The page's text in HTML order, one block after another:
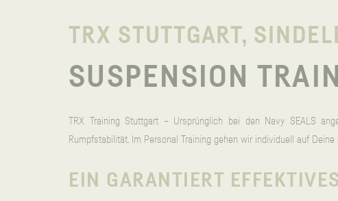
TRX STUTTGART,
SUSPENSION
TRX Training Stuttgart – Ursprünglich bei den Navy SEALS
Rumpfstabilität. Im Personal Training gehen wir individuell auf
EIN GARANTIERT